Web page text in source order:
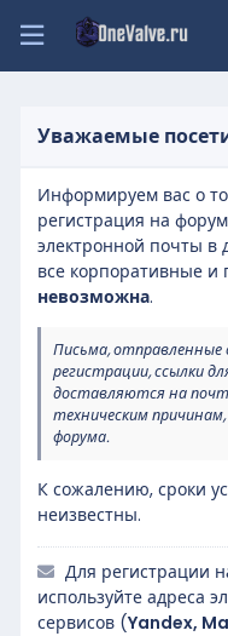
Уважаемые
Информируем вас о
регистрация на
электронной почты в
все корпоративные и
невозможна.
Письма, отправленные
регистрации, ссылки
доставляются на
техническим
форума.
К сожалению, сроки
неизвестны.
Для регистрации
используйте адреса
сервисов (Yandex,